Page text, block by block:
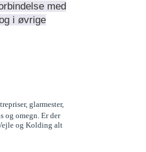
med
i øvrige
glarmester,
og omegn. Er der
og Kolding alt